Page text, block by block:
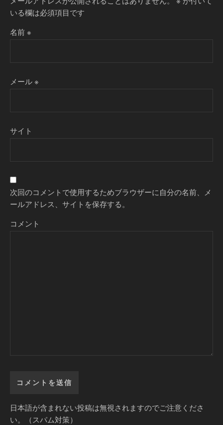
いる欄は必須項目です
名前※
メール※
サイト
次回のコメントで使用するためブラウザーに自分の名前、メ
ールアドレス、サイトを保存する。
コメント
日本語が含まれない投稿は無視されますのでご注意くださ
い。（スパム対策）